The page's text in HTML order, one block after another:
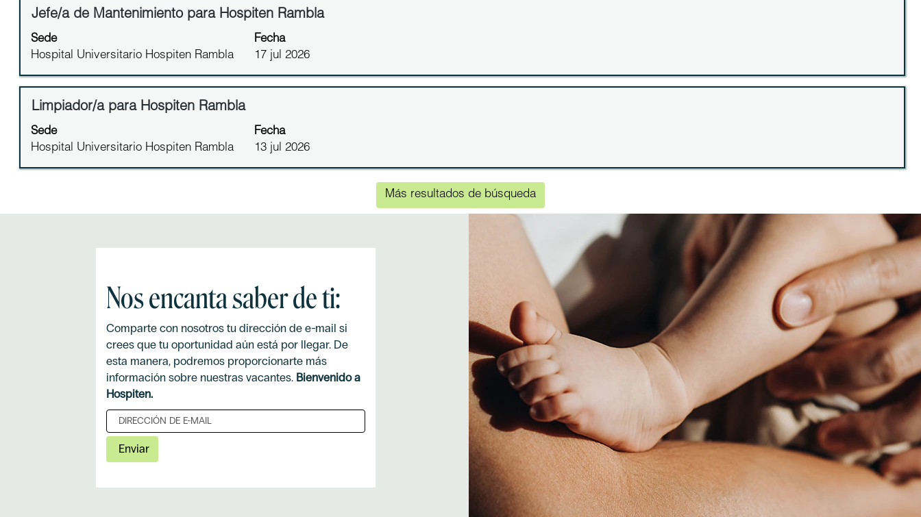
información
puesto.
el
contenido
completo
la
información
puesto.
Título
Jefe/a de Mantenimiento para Hospiten Rambla
Sede
Hospital Universitario Hospiten Rambla
Fecha
17 jul 2026
Utilice
la
barra
espaciadora
para
el
contenido
completo
Título
Limpiador/a para Hospiten Rambla
Sede
Hospital Universitario Hospiten Rambla
Fecha
13 jul 2026
Utilice
la
barra
espaciadora
para
Más resultados de búsqueda
Nos encanta saber de ti:
Comparte con nosotros tu dirección de e-mail si
crees que tu oportunidad aún está por llegar. De
esta manera, podremos proporcionarte más
información sobre nuestras vacantes. Bienvenido a
Hospiten.